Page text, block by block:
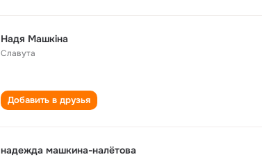
Надя Машкiна
Славута
Добавить в друзья
надежда машкина-налётова